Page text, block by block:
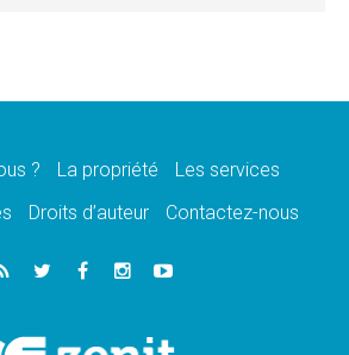
et mémoire nationale
paix commence par l'empathie» estime
Parolin
Colombie, «la paix ne s'achète pas avec
? La propriété
Les services
Droits d’auteur Contactez-nous